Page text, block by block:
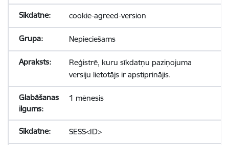
cookie-agreed-version
Nepieciešams
Reģistrē, kuru sīkdatņu paziņojuma
versiju lietotājs ir apstiprinājis.
1 mēnesis
SESS<ID>